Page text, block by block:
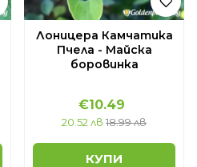
Лоницера Камчатика
Пчела - Майска
боровинка
€10.49
20.52 лв 18.99 лв
КУПИ